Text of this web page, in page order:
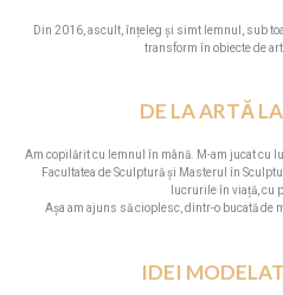
Din 2016, ascult, înțeleg și simt lemnul, sub
transform în obiecte de
DE LA ARTĂ
Am copilărit cu lemnul în mână. M-am jucat cu
Facultatea de Sculptură și Masterul în
lucrurile în viață, cu
Așa am ajuns să cioplesc, dintr-o bucată
IDEI